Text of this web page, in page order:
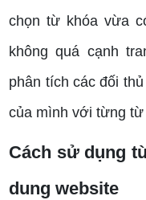
chọn từ khóa vừa
không quá cạnh
phân tích các đối
của mình với từng từ
Cách sử dụng
dung website